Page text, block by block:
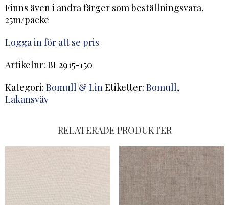
Finns även i andra färger som beställningsvara,
25m/packe
Logga in för att se pris
Artikelnr: BL2915-150
Kategori: Bomull & LinEtiketter: Bomull,
Lakansväv
RELATERADE PRODUKTER